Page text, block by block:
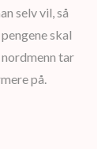
selv vil, så
skal
tar
på.